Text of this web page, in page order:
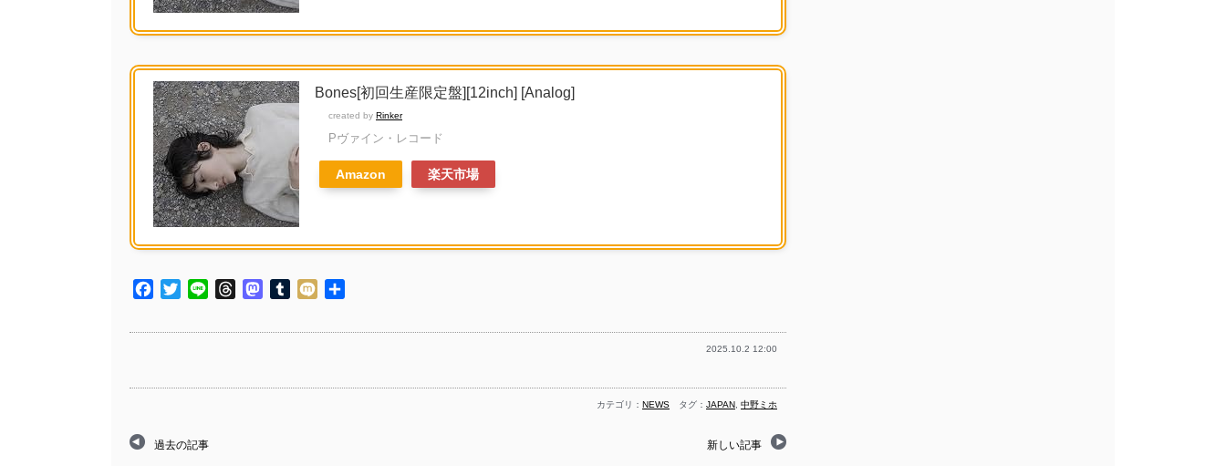
Bones[初回生産限定盤][12inch] [Analog]
created by Rinker
Pヴァイン・レコード
Amazon 楽天市場
Facebook
TwitterLine ThreadsMastodon
TumblrMixi
2025.10.2 12:00
カテゴリ： NEWS タグ： JAPAN 中野ミホ
過去の記事 新しい記事